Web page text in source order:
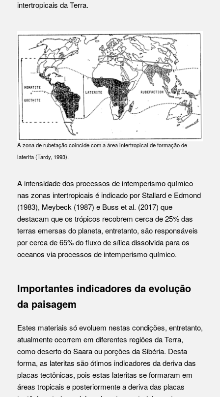
intertropicais da Terra.
A zona de rubefaçãocoincide com a área intertropical de formação de
laterita (Tardy, 1993).
A intensidade dos processos de intemperismo químico
nas zonas intertropicais é indicado por Stallard e Edmond
(1983), Meybeck (1987) e Buss et al. (2017) que
destacam que os trópicos recobrem cerca de 25% das
terras emersas do planeta, entretanto, são responsáveis
por cerca de 65% do fluxo de sílica dissolvida para os
oceanos via processos de intemperismo químico.
Importantes indicadores da evolução
da paisagem
Estes materiais só evoluem nestas condições, entretanto,
atualmente ocorrem em diferentes regiões da Terra,
como deserto do Saara ou porções da Sibéria. Desta
forma, as lateritas são ótimos indicadores da deriva das
placas tectônicas, pois estas lateritas se formaram em
áreas tropicais e posteriormente a deriva das placas